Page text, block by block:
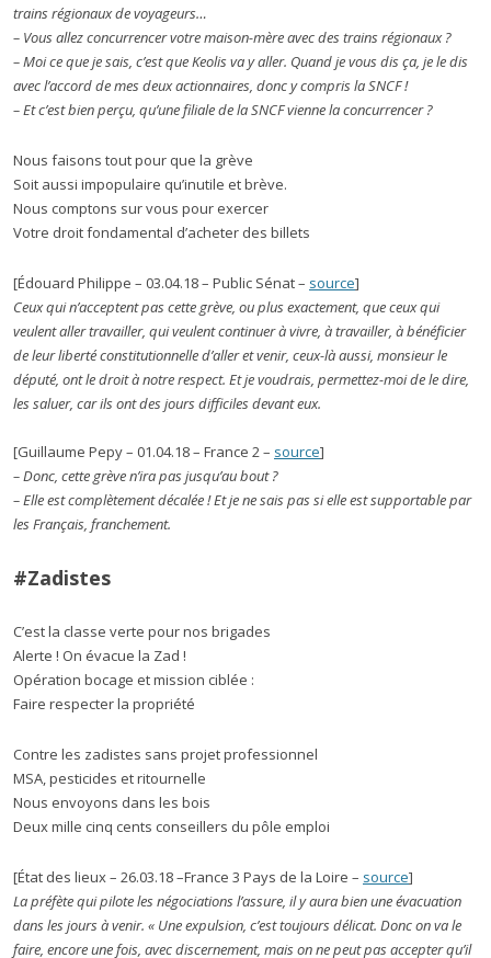
trains régionaux de voyageurs…
– Vous allez concurrencer votre maison-mère avec des trains régionaux ?
– Moi ce que je sais, c’est que Keolis va y aller. Quand je vous dis ça, je le dis
avec l’accord de mes deux actionnaires, donc y compris la SNCF !
– Et c’est bien perçu, qu’une filiale de la SNCF vienne la concurrencer ?
Nous faisons tout pour que la grève
Soit aussi impopulaire qu’inutile et brève.
Nous comptons sur vous pour exercer
Votre droit fondamental d’acheter des billets
[Édouard Philippe – 03.04.18 – Public Sénat – source]
Ceux qui n’acceptent pas cette grève, ou plus exactement, que ceux qui
veulent aller travailler, qui veulent continuer à vivre, à travailler, à bénéficier
de leur liberté constitutionnelle d’aller et venir, ceux-là aussi, monsieur le
député, ont le droit à notre respect. Et je voudrais, permettez-moi de le dire,
les saluer, car ils ont des jours difficiles devant eux.
[Guillaume Pepy – 01.04.18 – France 2 – source]
– Donc, cette grève n’ira pas jusqu’au bout ?
– Elle est complètement décalée ! Et je ne sais pas si elle est supportable par
les Français, franchement.
#Zadistes
C’est la classe verte pour nos brigades
Alerte ! On évacue la Zad !
Opération bocage et mission ciblée :
Faire respecter la propriété
Contre les zadistes sans projet professionnel
MSA, pesticides et ritournelle
Nous envoyons dans les bois
Deux mille cinq cents conseillers du pôle emploi
[État des lieux – 26.03.18 –France 3 Pays de la Loire – source]
La préfète qui pilote les négociations l’assure, il y aura bien une évacuation
dans les jours à venir. « Une expulsion, c’est toujours délicat. Donc on va le
faire, encore une fois, avec discernement, mais on ne peut pas accepter qu’il